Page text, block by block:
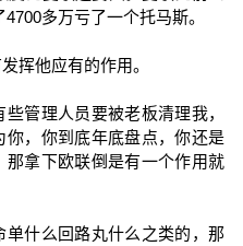
多万亏了一个托马斯。
挥他应有的作用。
管理人员要被老板清理我，
，你到底年底盘点，你还是
拿下欧联倒是有一个作用就
什么回路丸什么之类的，那